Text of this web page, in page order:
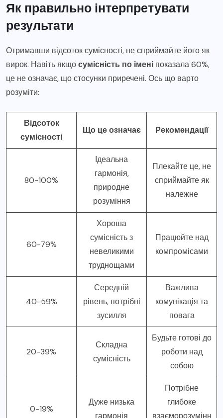
Як правильно інтерпретувати
результати
Отримавши відсоток сумісності, не сприймайте його як
вирок. Навіть якщосумісність по імені показала 60%,
це не означає, що стосунки приречені. Ось що варто
розуміти:
Відсоток
сумісності
Що це означає Рекомендації
80-100%
Ідеальна
гармонія,
природне
розуміння
Плекайте це, не
сприймайте як
належне
60-79%
Хороша
сумісність з
невеликими
труднощами
Працюйте над
компромісами
40-59%
Середній
рівень, потрібні
зусилля
Важлива
комунікація та
повага
20-39%
Складна
сумісність
Будьте готові до
роботи над
собою
0-19%
Дуже низька
гармонія
Потрібне
глибоке
взаєморозумінн